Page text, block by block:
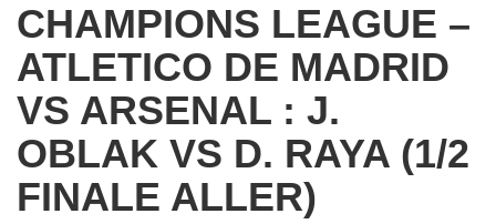
CHAMPIONS LEAGUE –
ATLETICO DE MADRID
VS ARSENAL : J.
OBLAK VS D. RAYA (1/2
FINALE ALLER)